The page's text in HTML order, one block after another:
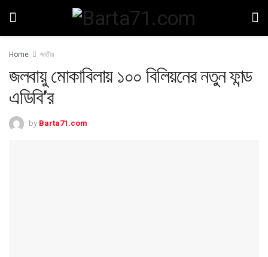
Home জাতীয়
জলবায়ু মোকাবিলায় ১০০ বিলিয়নের নতুন ফান্ড
এডিবি’র
by Barta71.com